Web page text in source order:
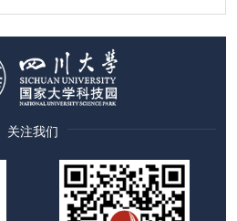
关注我们